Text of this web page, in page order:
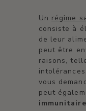
Un régime
consiste à
de leur
peut être
raisons,
vous
peut
immunitaire